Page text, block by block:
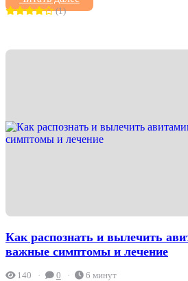
(1)
Как распознать и вылечить
важные симптомы и лечение
140 0 6 минут